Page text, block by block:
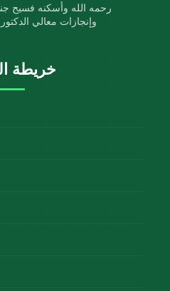
رحمه الله وأسكنه فسيح
وإنجازات معالي
خريطة